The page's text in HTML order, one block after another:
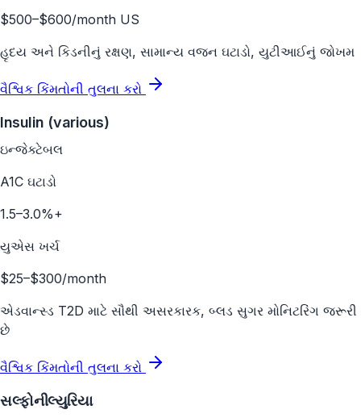
$500–$600/month US
હૃદય અને કિડનીનું રક્ષણ, સામાન્ય વજન ઘટાડો, યુટીઆઈનું જોખમ
વૈશ્વિક કિંમતોની તુલના કરો
Insulin (various)
ઇન્જેક્ટેબલ
A1C ઘટાડો
1.5–3.0%+
યુએસ ખર્ચ
$25–$300/month
એડવાન્સ્ડ T2D માટે સૌથી અસરકારક, બ્લડ સુગર મોનિટરિંગ જરૂરી
છે
વૈશ્વિક કિંમતોની તુલના કરો
સલ્ફોનીલ્યુરિયા